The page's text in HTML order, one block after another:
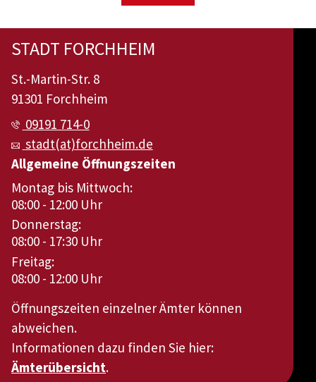
STADT FORCHHEIM
St.-Martin-Str. 8
91301 Forchheim
09191 714-0
stadt(at)forchheim.de
Allgemeine Öffnungszeiten
Montag bis Mittwoch:
08:00 - 12:00 Uhr
Donnerstag:
08:00 - 17:30 Uhr
Freitag:
08:00 - 12:00 Uhr
Öffnungszeiten einzelner Ämter können
abweichen.
Informationen dazu finden Sie hier:
Ämterübersicht.